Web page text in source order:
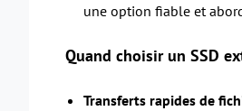
une option fiable et
Quand choisir un SSD
Transferts rapides de